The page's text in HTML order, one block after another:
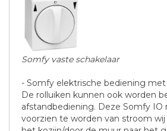
Somfy vaste schakelaar
- Somfy elektrische bediening
De rolluiken kunnen ook worden
afstandbediening. Deze Somfy
voorzien te worden van stroom